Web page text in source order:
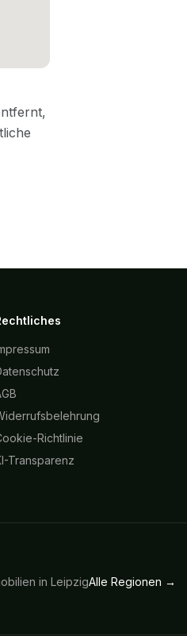
Richtlinie
Transparenz
in LeipzigAlle Regionen →